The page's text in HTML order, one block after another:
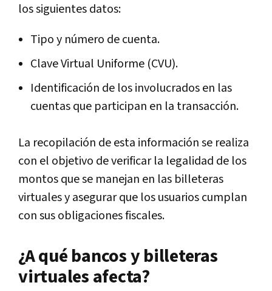
los siguientes datos:
Tipo y número de cuenta.
Clave Virtual Uniforme (CVU).
Identificación de los involucrados en las
cuentas que participan en la transacción.
La recopilación de esta información se realiza
con el objetivo de verificar la legalidad de los
montos que se manejan en las billeteras
virtuales y asegurar que los usuarios cumplan
con sus obligaciones fiscales.
¿A qué bancos y billeteras
virtuales afecta?